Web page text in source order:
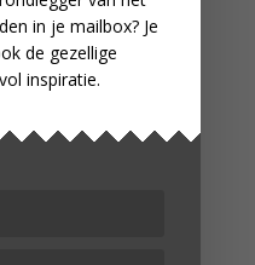
IN DE
in je mailbox? Je
de gezellige
inspiratie.